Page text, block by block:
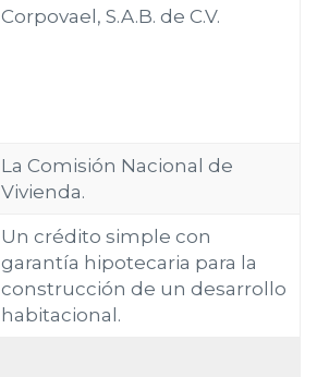
Corpovael, S.A.B. de C.V.
La Comisión Nacional de
Vivienda.
Un crédito simple con
garantía hipotecaria para la
construcción de un desarrollo
habitacional.